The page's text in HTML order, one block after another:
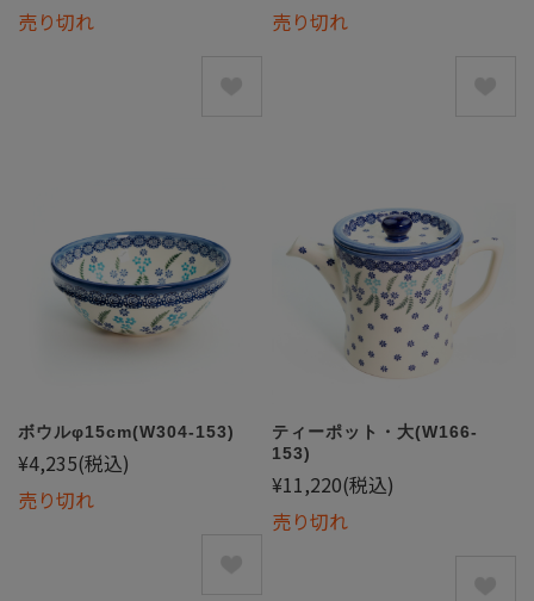
売り切れ
売り切れ
ボウルφ15cm(W304-153)
¥4,235(税込)
売り切れ
ティーポット・大(W166-
153)
¥11,220(税込)
売り切れ